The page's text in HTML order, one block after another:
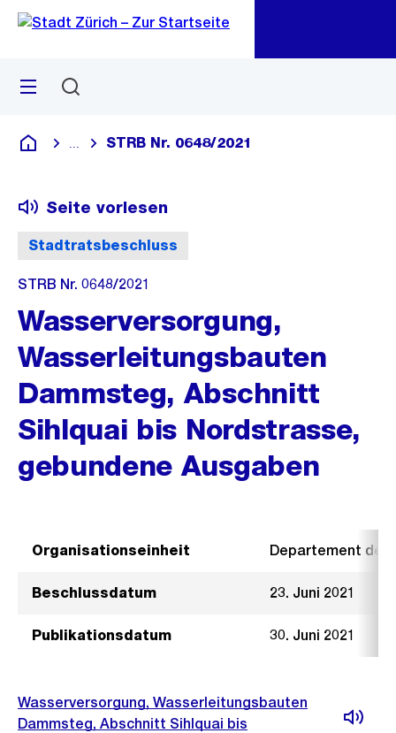
Navigation
Sprunglink
Menü
Deutsch
Blende alle Breadcrumbs ein
STRB Nr. 0648/2021
Stadtratsbeschluss
Seite vorlesen
STRB Nr. 0648/2021
Wasserversorgung,
Wasserleitungsbauten
Dammsteg, Abschnitt
Sihlquai bis Nordstrasse,
gebundene Ausgaben
Organisationseinheit Departement der
Beschlussdatum 23. Juni 2021
Publikationsdatum 30. Juni 2021
Wasserversorgung, Wasserleitungsbauten
Dammsteg, Abschnitt Sihlquai bis